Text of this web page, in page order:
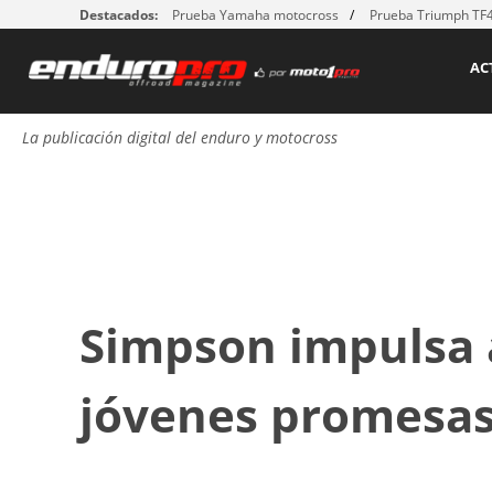
Destacados: Prueba Yamaha motocross Prueba Triumph
La publicación digital del enduro y motocross
Simpson impulsa
jóvenes